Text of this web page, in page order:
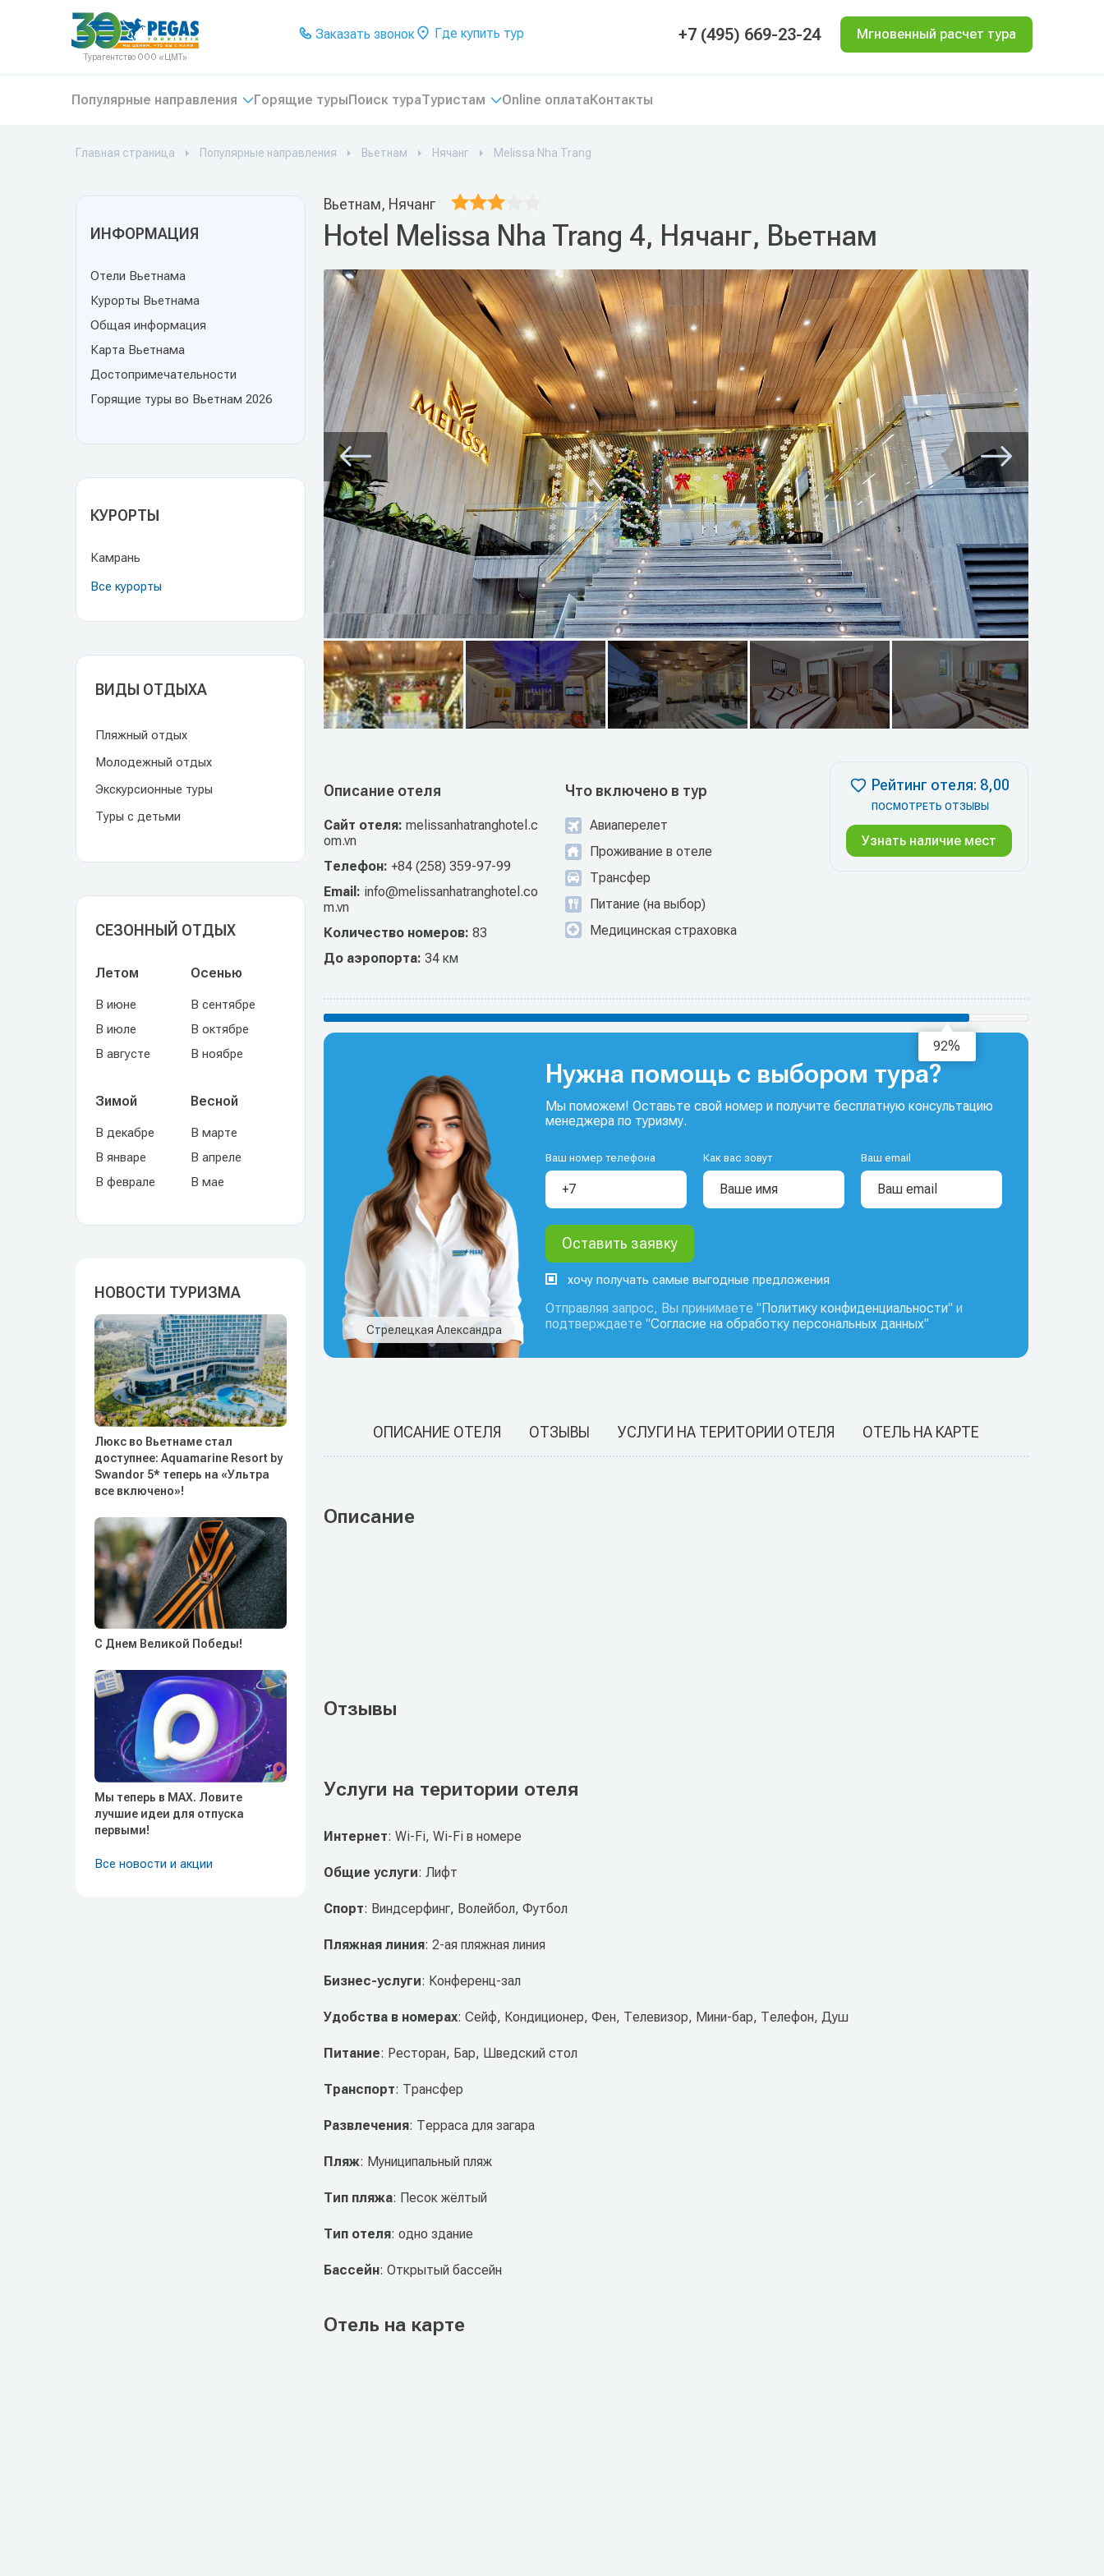
На главную
Турагентство ООО «ЦМТ»
Заказать звонок Где купить тур +7 (495) 669-23-24 Мгновенный расчет тура
Популярные направления Горящие турыПоиск тураТуристам Online оплатаКонтакты
Главная страница Популярные направления Вьетнам Нячанг Melissa Nha Trang
ИНФОРМАЦИЯ
Отели Вьетнама
Курорты Вьетнама
Общая информация
Карта Вьетнама
Достопримечательности
Горящие туры во Вьетнам 2026
КУРОРТЫ
Камрань
Все курорты
ВИДЫ ОТДЫХА
Пляжный отдых
Молодежный отдых
Экскурсионные туры
Туры с детьми
СЕЗОННЫЙ ОТДЫХ
Летом
В июне
В июле
В августе
Осенью
В сентябре
В октябре
В ноябре
Зимой
В декабре
В январе
В феврале
Весной
В марте
В апреле
В мае
НОВОСТИ ТУРИЗМА
Люкс во Вьетнаме стал
доступнее: Aquamarine Resort by
Swandor 5* теперь на «Ультра
все включено»!
С Днем Великой Победы!
Мы теперь в MAX. Ловите
лучшие идеи для отпуска
первыми!
Все новости и акции
Вьетнам, Нячанг
Hotel Melissa Nha Trang 4, Нячанг, Вьетнам
Описание отеля
Сайт отеля: melissanhatranghotel.c
om.vn
Телефон: +84 (258) 359-97-99
Email: info@melissanhatranghotel.co
m.vn
Количество номеров: 83
До аэропорта: 34 км
Что включено в тур
Авиаперелет
Проживание в отеле
Трансфер
Питание (на выбор)
Медицинская страховка
ПОСМОТРЕТЬ ОТЗЫВЫ
Рейтинг отеля: 8,00
Узнать наличие мест
Стрелецкая Александра
Нужна помощь с выбором тура?
Мы поможем! Оставьте свой номер и получите бесплатную консультацию
менеджера по туризму.
Ваш номер телефона Как вас зовут Ваш email
хочу получать самые выгодные предложения
Отправляя запрос, Вы принимаете "Политику конфиденциальности" и
подтверждаете "Согласие на обработку персональных данных"
ОПИСАНИЕ ОТЕЛЯ ОТЗЫВЫ УСЛУГИ НА ТЕРИТОРИИ ОТЕЛЯ ОТЕЛЬ НА КАРТЕ
Описание
Отзывы
Услуги на територии отеля
Интернет: Wi-Fi, Wi-Fi в номере
Общие услуги: Лифт
Спорт: Виндсерфинг, Волейбол, Футбол
Пляжная линия: 2-ая пляжная линия
Бизнес-услуги: Конференц-зал
Удобства в номерах: Сейф, Кондиционер, Фен, Телевизор, Мини-бар, Телефон, Душ
Питание: Ресторан, Бар, Шведский стол
Транспорт: Трансфер
Развлечения: Терраса для загара
Пляж: Муниципальный пляж
Тип пляжа: Песок жёлтый
Тип отеля: одно здание
Бассейн: Открытый бассейн
Отель на карте